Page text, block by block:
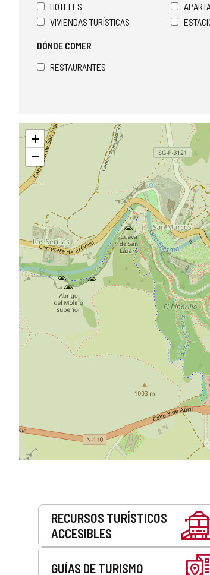
HOTELES
VIVIENDAS TURÍSTICAS
DÓNDE COMER
RESTAURANTES
Saltar
mapa
+
−
Servicios
RECURSOS TURÍSTICOS
ACCESIBLES
GUÍAS DE TURISMO